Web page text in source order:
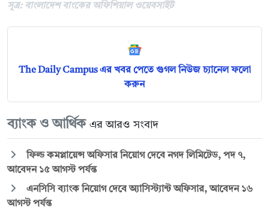
সূত্র: বাংলাদেশ বাংকের অফিশিয়াল ওয়েবসাইট
The Daily Campus এর খবর পেতে গুগল নিউজ চ্যানেল ফলো
করুন
ব্যাংক ও আর্থিক এর আরও সংবাদ
ফিল্ড কমপ্লায়েন্স অফিসার নিয়োগ দেবে নগদ লিমিটেড, পদ ৭,
আবেদন ১৫ আগস্ট পর্যন্ত
এনসিসি ব্যাংক নিয়োগ দেবে অ্যাসিস্ট্যান্ট অফিসার, আবেদন ১৬
আগস্ট পর্যন্ত